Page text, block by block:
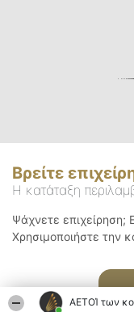
ΑΕΤΟΊ των
Βρείτε
Η κατάταξη
Ψάχνετε επιχείρηση;
Χρησιμοποιήστε την